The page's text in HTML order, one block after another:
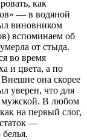
как
— в водяной
виновником
вспоминаем об
от стыда.
во время
и цвета, а по
Внешне она скорее
уверен, что для
мужской. В любом
на первый слог,
—